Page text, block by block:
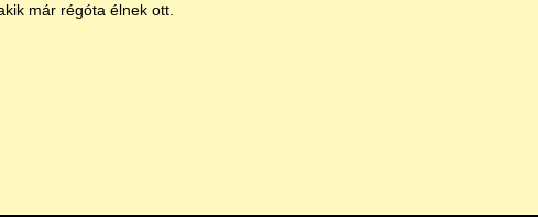
már régóta élnek ott.